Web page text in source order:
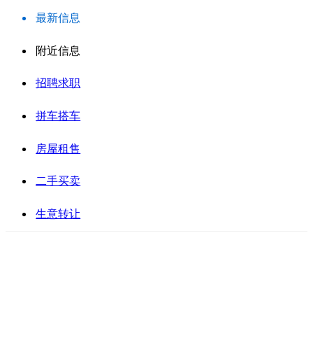
最新信息
附近信息
招聘求职
拼车搭车
房屋租售
二手买卖
生意转让